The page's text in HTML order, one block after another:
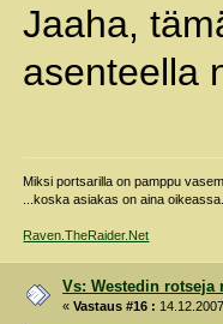
Jaaha,
asenteella
Miksi portsarilla on pamppu
...koska asiakas on aina
Raven.TheRaider.Net
Vs: Westedin rotseja
«Vastaus #16 :